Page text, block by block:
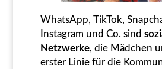
WhatsApp, TikTok,
Instagram und Co. sind
Netzwerke, die Mädchen
erster Linie für die